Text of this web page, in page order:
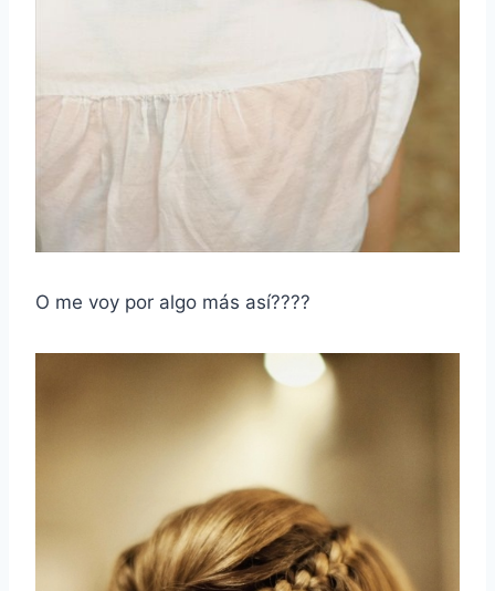
O me voy por algo más así????